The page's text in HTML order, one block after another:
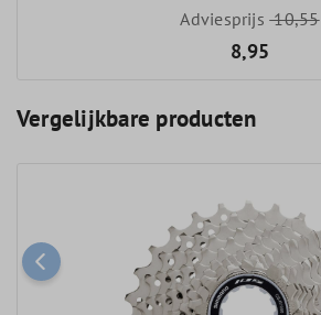
Adviesprijs10,55
8,95
Vergelijkbare producten